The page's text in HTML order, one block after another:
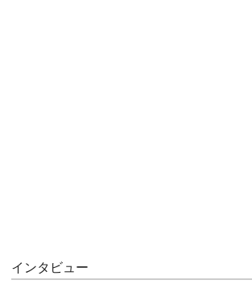
インタビュー